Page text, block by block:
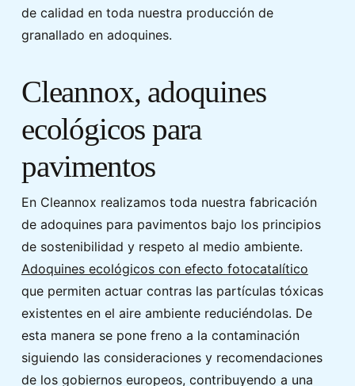
de calidad en toda nuestra producción de
granallado en adoquines.
Cleannox, adoquines
ecológicos para
pavimentos
En Cleannox realizamos toda nuestra fabricación
de adoquines para pavimentos bajo los principios
de sostenibilidad y respeto al medio ambiente.
Adoquines ecológicos con efecto fotocatalítico
que permiten actuar contras las partículas tóxicas
existentes en el aire ambiente reduciéndolas. De
esta manera se pone freno a la contaminación
siguiendo las consideraciones y recomendaciones
de los gobiernos europeos, contribuyendo a una